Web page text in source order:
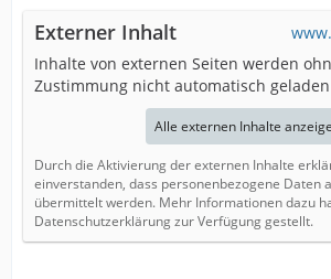
Externer Inhalt
Inhalte von externen Seiten werden
Zustimmung nicht automatisch
Alle externen Inhalte
Durch die Aktivierung der externen Inhalte
einverstanden, dass personenbezogene Daten
übermittelt werden. Mehr Informationen dazu
Datenschutzerklärung zur Verfügung gestellt.